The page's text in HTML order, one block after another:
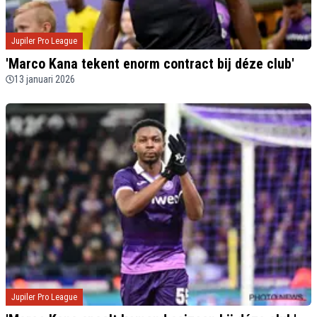
Jupiler Pro League
'Marco Kana tekent enorm contract bij déze club'
13 januari 2026
Jupiler Pro League